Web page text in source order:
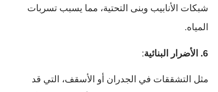
شبكات الأنابيب وبنى التحتية، مما يسبب تسربات
المياه.
6. الأضرار البنائية :
مثل التشققات في الجدران أو الأسقف، التي قد